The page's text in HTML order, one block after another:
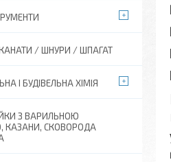
/ ШНУРИ / ШПАГАТ
І БУДІВЕЛЬНА ХІМІЯ
З ВАРИЛЬНОЮ
КАЗАНИ, СКОВОРОДА